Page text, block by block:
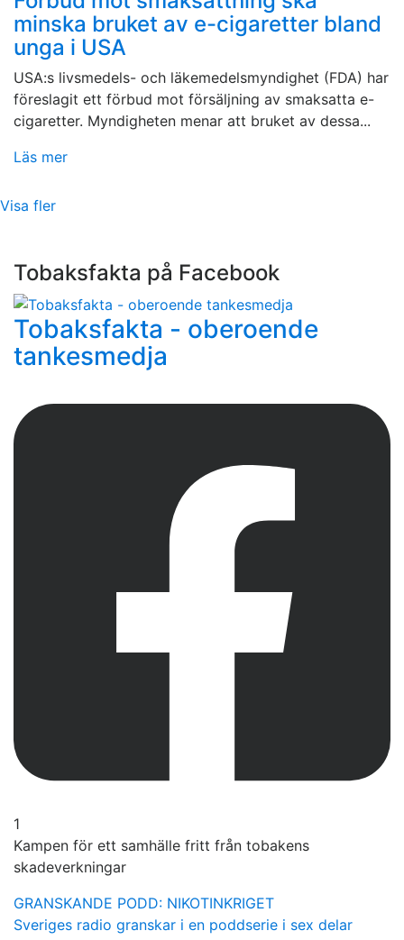
minska bruket av e-cigaretter bland
unga i USA
USA:s livsmedels- och läkemedelsmyndighet (FDA) har
föreslagit ett förbud mot försäljning av smaksatta e-
cigaretter. Myndigheten menar att bruket av dessa...
Läs mer
Visa fler
Tobaksfakta på Facebook
Tobaksfakta - oberoende
tankesmedja
1
Kampen för ett samhälle fritt från tobakens
skadeverkningar
GRANSKANDE PODD: NIKOTINKRIGET
Sveriges radio granskar i en poddserie i sex delar